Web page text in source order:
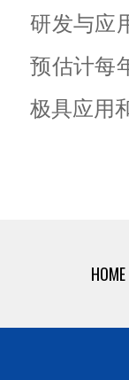
研发与应
预估计每
极具应用
HOME